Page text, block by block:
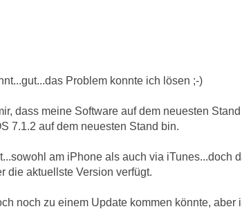
Problem konnte ich lösen ;-)
dass meine Software auf dem neuesten Stand
7.1.2 auf dem neuesten Stand bin.
am iPhone als auch via iTunes...doch
die aktuellste Version verfügt.
noch zu einem Update kommen könnte, aber